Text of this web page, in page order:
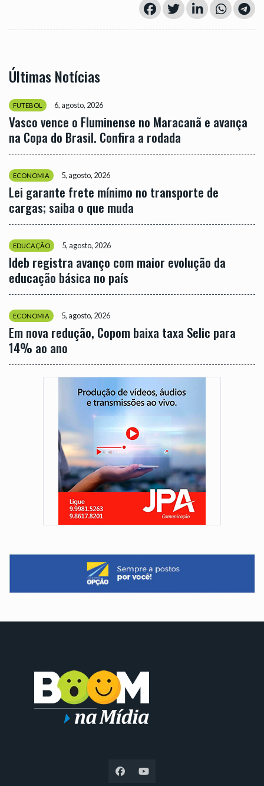
Últimas Notícias
FUTEBOL 6, agosto, 2026
Vasco vence o Fluminense no Maracanã e avança
na Copa do Brasil. Confira a rodada
ECONOMIA 5, agosto, 2026
Lei garante frete mínimo no transporte de
cargas; saiba o que muda
EDUCAÇÃO 5, agosto, 2026
Ideb registra avanço com maior evolução da
educação básica no país
ECONOMIA 5, agosto, 2026
Em nova redução, Copom baixa taxa Selic para
14% ao ano